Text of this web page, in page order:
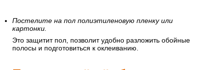
Постелите на пол полиэтиленовую пленку или
картонки.
Это защитит пол, позволит удобно разложить обойные
полосы и подготовиться к оклеиванию.